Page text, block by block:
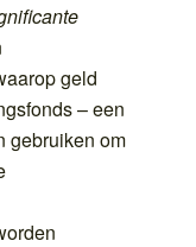
geld
– een
gebruiken om